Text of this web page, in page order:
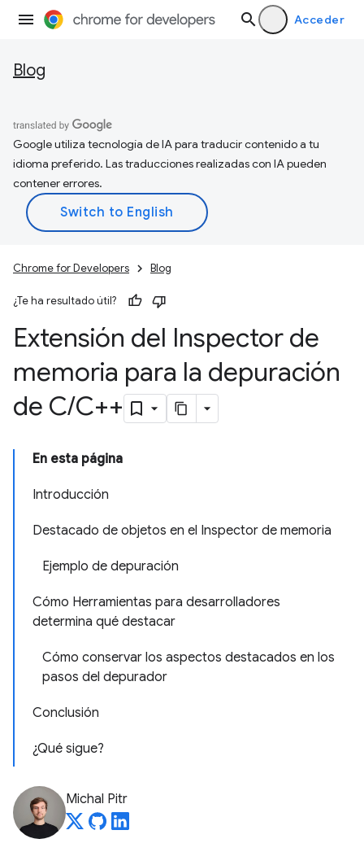
Acceder
Blog
Google utiliza tecnología de IA para traducir contenido a tu
idioma preferido. Las traducciones realizadas con IA pueden
contener errores.
Chrome for Developers Blog
¿Te ha resultado útil?
Extensión del Inspector de
memoria para la depuración
de C/C++
En esta página
Introducción
Destacado de objetos en el Inspector de memoria
Ejemplo de depuración
Cómo Herramientas para desarrolladores
determina qué destacar
Cómo conservar los aspectos destacados en los
pasos del depurador
Conclusión
¿Qué sigue?
Michal Pitr